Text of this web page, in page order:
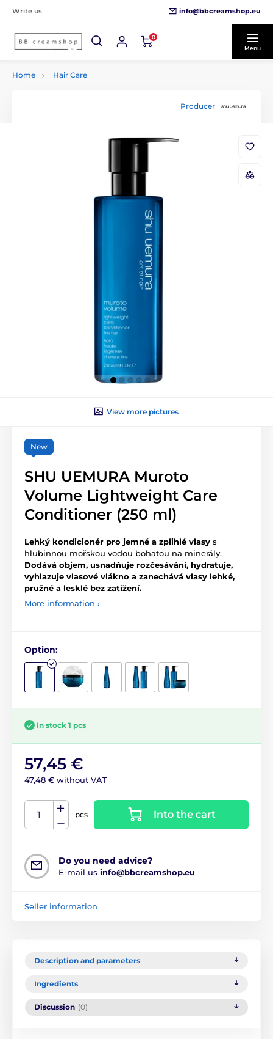
Write us info@bbcreamshop.eu
0
Menu
Home Hair Care
Producer
View more pictures
New
SHU UEMURA Muroto
Volume Lightweight Care
Conditioner (250 ml)
Lehký kondicionér pro jemné a zplihlé vlasy s
hlubinnou mořskou vodou bohatou na minerály.
Dodává objem, usnadňuje rozčesávání, hydratuje,
vyhlazuje vlasové vlákno a zanechává vlasy lehké,
pružné a lesklé bez zatížení.
More information ›
Option:
In stock 1 pcs
57,45 €
47,48 € without VAT
pcs Into the cart
Do you need advice?
E-mail us info@bbcreamshop.eu
Seller information
Description and parameters
Ingredients
Discussion (0)